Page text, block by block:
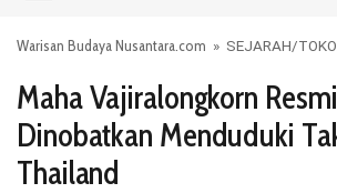
Warisan Budaya Nusantara.com » SEJARAH/
Maha Vajiralongkorn Resmi
Dinobatkan Menduduki
Thailand